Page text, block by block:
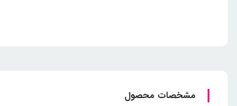
مشخصات محصول